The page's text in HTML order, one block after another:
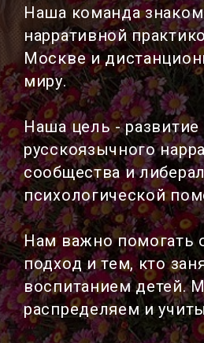
Наша команда
нарративной
Москве и
миру.
Наша цель - развитие
русскоязычного
сообщества и
психологической
Нам важно помогать
подход и тем, кто
воспитанием детей.
распределяем и